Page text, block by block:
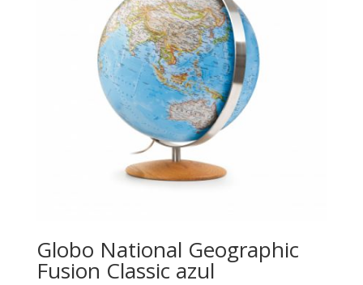
Globo National Geographic
Fusion Classic azul